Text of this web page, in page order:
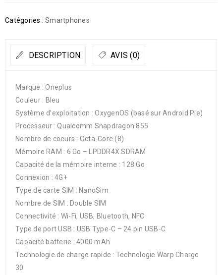
Catégories : Smartphones
DESCRIPTION AVIS (0)
Marque : Oneplus
Couleur : Bleu
Système d’exploitation : OxygenOS (basé sur Android Pie)
Processeur : Qualcomm Snapdragon 855
Nombre de coeurs : Octa-Core (8)
Mémoire RAM : 6 Go – LPDDR4X SDRAM
Capacité de la mémoire interne : 128 Go
Connexion : 4G+
Type de carte SIM : NanoSim
Nombre de SIM : Double SIM
Connectivité : Wi-Fi, USB, Bluetooth, NFC
Type de port USB : USB Type-C – 24 pin USB-C
Capacité batterie : 4000 mAh
Technologie de charge rapide : Technologie Warp Charge
30